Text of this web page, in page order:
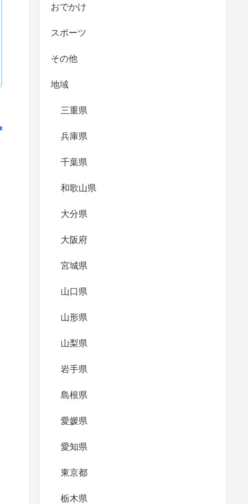
おでかけ
スポーツ
その他
地域
三重県
兵庫県
千葉県
和歌山県
大分県
大阪府
宮城県
山口県
山形県
山梨県
岩手県
島根県
愛媛県
愛知県
東京都
栃木県